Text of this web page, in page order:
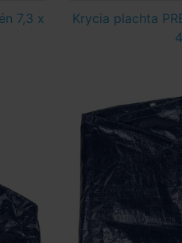
7,3 x
Krycia plachta